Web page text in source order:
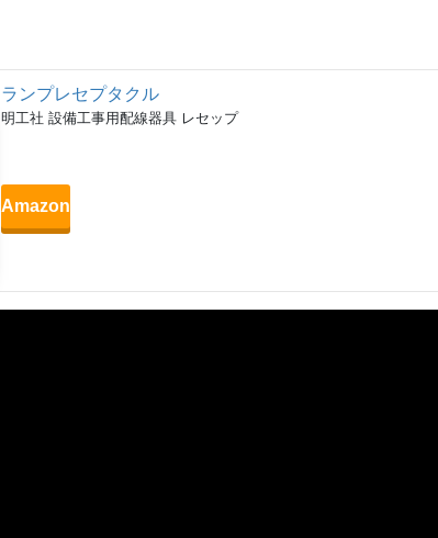
ランプレセプタクル
明工社 設備工事用配線器具 レセップ
Amazon